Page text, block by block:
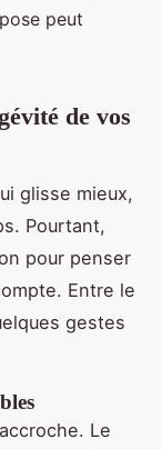
peut
de vos
glisse mieux,
Pourtant,
pour penser
Entre le
gestes
Le